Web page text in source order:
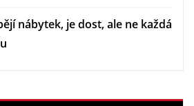
nábytek, je dost, ale ne každá